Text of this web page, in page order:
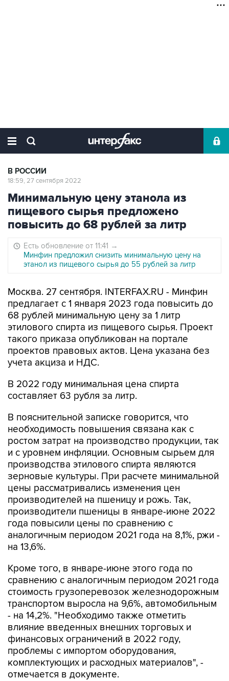
В РОССИИ
18:59, 27 сентября 2022
Минимальную цену этанола из
пищевого сырья предложено
повысить до 68 рублей за литр
Есть обновление от 11:41 →
Минфин предложил снизить минимальную цену на
этанол из пищевого сырья до 55 рублей за литр
Москва. 27 сентября. INTERFAX.RU - Минфин
предлагает с 1 января 2023 года повысить до
68 рублей минимальную цену за 1 литр
этилового спирта из пищевого сырья. Проект
такого приказа опубликован на портале
проектов правовых актов. Цена указана без
учета акциза и НДС.
В 2022 году минимальная цена спирта
составляет 63 рубля за литр.
В пояснительной записке говорится, что
необходимость повышения связана как с
ростом затрат на производство продукции, так
и с уровнем инфляции. Основным сырьем для
производства этилового спирта являются
зерновые культуры. При расчете минимальной
цены рассматривались изменения цен
производителей на пшеницу и рожь. Так,
производители пшеницы в январе-июне 2022
года повысили цены по сравнению с
аналогичным периодом 2021 года на 8,1%, ржи -
на 13,6%.
Кроме того, в январе-июне этого года по
сравнению с аналогичным периодом 2021 года
стоимость грузоперевозок железнодорожным
транспортом выросла на 9,6%, автомобильным
- на 14,2%. "Необходимо также отметить
влияние введенных внешних торговых и
финансовых ограничений в 2022 году,
проблемы с импортом оборудования,
комплектующих и расходных материалов", -
отмечается в документе.